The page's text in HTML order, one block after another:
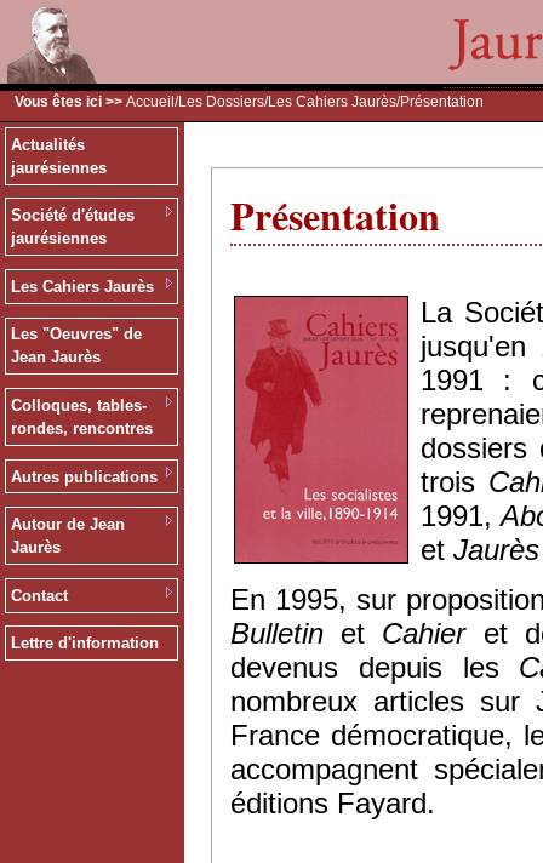
Vous êtes ici >> Accueil /Les Dossiers/Les Cahiers Jaurès/Présentation
Actualités
jaurésiennes
Société d'études
jaurésiennes
Les Cahiers Jaurès
Les "Oeuvres" de
Jean Jaurès
Colloques, tables-
rondes, rencontres
Autres publications
Autour de Jean
Jaurès
Contact
Lettre d'information
Présentation
La
1991 :
dossiers
trois
1991,
et
En 1995, sur
Bulletin et Cahier et
devenus depuis les
nombreux articles
France démocratique,
accompagnent
éditions Fayard.